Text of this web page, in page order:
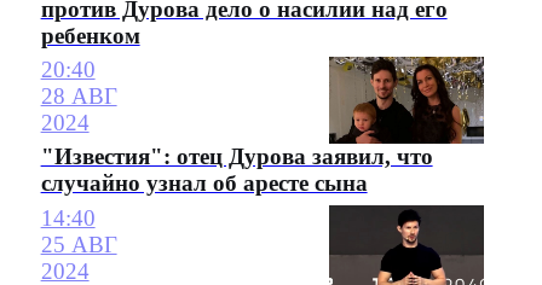
против Дурова дело о насилии над его
ребенком
20:40
28 АВГ
2024
"Известия": отец Дурова заявил, что
случайно узнал об аресте сына
14:40
25 АВГ
2024